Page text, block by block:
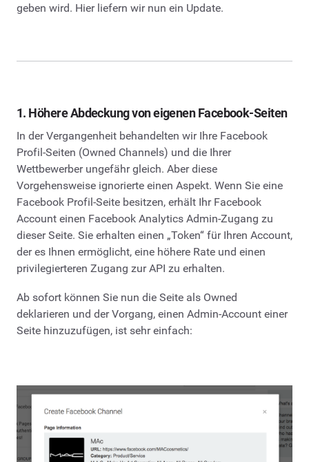
geben wird. Hier liefern wir nun ein Update.
1. Höhere Abdeckung von eigenen Facebook-Seiten
In der Vergangenheit behandelten wir Ihre Facebook
Profil-Seiten (Owned Channels) und die Ihrer
Wettbewerber ungefähr gleich. Aber diese
Vorgehensweise ignorierte einen Aspekt. Wenn Sie eine
Facebook Profil-Seite besitzen, erhält Ihr Facebook
Account einen Facebook Analytics Admin-Zugang zu
dieser Seite. Sie erhalten einen „Token“ für Ihren Account,
der es Ihnen ermöglicht, eine höhere Rate und einen
privilegierteren Zugang zur API zu erhalten.
Ab sofort können Sie nun die Seite als Owned
deklarieren und der Vorgang, einen Admin-Account einer
Seite hinzuzufügen, ist sehr einfach: